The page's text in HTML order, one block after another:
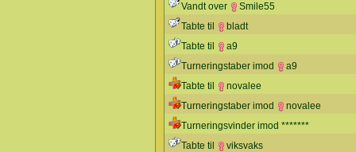
Vandt over
Smile55
Tabte til
bladt
Tabte til
a9
Turneringstaber imod
a9
Tabte til
novalee
Turneringstaber imod
novalee
Turneringsvinder imod *******
Tabte til
viksvaks